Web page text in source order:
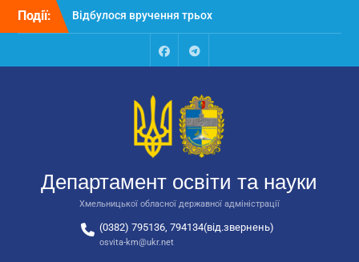
Перейти
Події:
закладів освіти
Відбулося засідання
колегії Департаменту
освіти та науки обласної
Відбулась обласна
відповідальних за
національно-патріотичне
FacebookTalegram
Департамент освіти та науки
Хмельницької обласної державної адміністрації
(0382) 795136, 794134(від.звернень)
osvita-km@ukr.net